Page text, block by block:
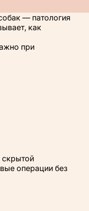
— патология
как
при
операции без